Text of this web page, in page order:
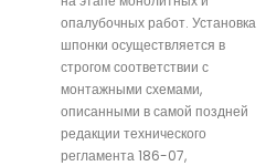
опалубочных работ. Установка
шпонки осуществляется в
строгом соответствии с
монтажными схемами,
описанными в самой поздней
редакции технического
регламента 186-07,